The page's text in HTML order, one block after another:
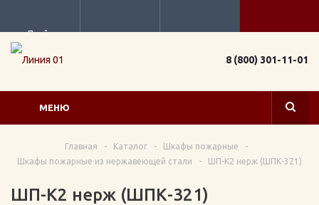
Прайс
8 (800) 301-11-01
МЕНЮ
Главная - Каталог - Шкафы пожарные
-
Шкафы пожарные из нержавеющей стали
- ШП-К2 нерж (ШПК-321)
ШП-К2 нерж (ШПК-321)